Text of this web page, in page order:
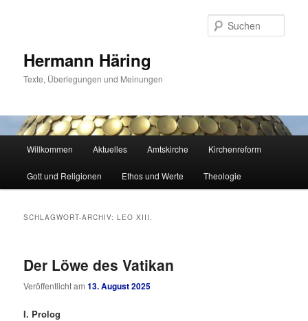
Hermann Häring
Texte, Überlegungen und Meinungen
Willkommen Aktuelles Amtskirche Kirchenreform
Gott und Religionen Ethos und Werte Theologie
SCHLAGWORT-ARCHIV:LEO XIII.
Der Löwe des Vatikan
Veröffentlicht am13. August 2025
I. Prolog